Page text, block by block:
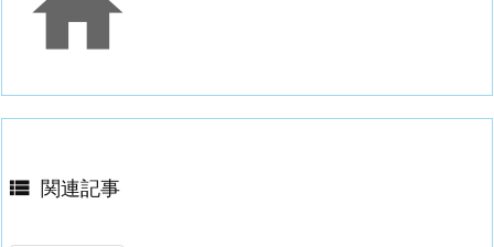
 関連記事